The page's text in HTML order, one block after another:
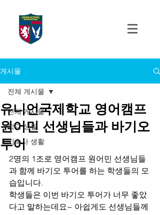
게시물
전체 게시물
학교 생활
기숙사 생활
전체 게시물
유니언국제학교 영어캠프
원어민 선생님들과 바기오
투어
2명의 1조로 영어캠프 원어민 선생님들
과 함께 바기오 투어를 하는 학생들의 모
습입니다.
학생들은 이번 바기오 투어가 너무 좋았
다고 말하는데요~ 아쉽게도 선생님들께